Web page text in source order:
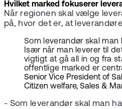
Hvilket marked fokuserer
Når regionen skal vælge
på, hvor det er, at
Som leverandør skal man
Især når man leverer til
vigtigt at gå all in og fra
offentlige marked er
Senior Vice President of
Citizen welfare, Sales &
- Som leverandør skal man